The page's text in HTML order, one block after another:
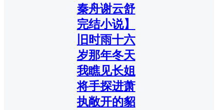
秦舟谢云舒
完结小说】
旧时雨十六
岁那年冬天
我瞧见长姐
将手探进萧
执敞开的貂